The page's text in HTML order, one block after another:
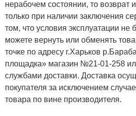
нерабочем состоянии, то возврат
только при наличии заключения
том, что условия эксплуатации
можете вернуть или обменять
точке по адресу г.Харьков
площадка» магазин №21-01-258
службами доставки. Доставка
покупателя за исключением
товара по вине производителя.